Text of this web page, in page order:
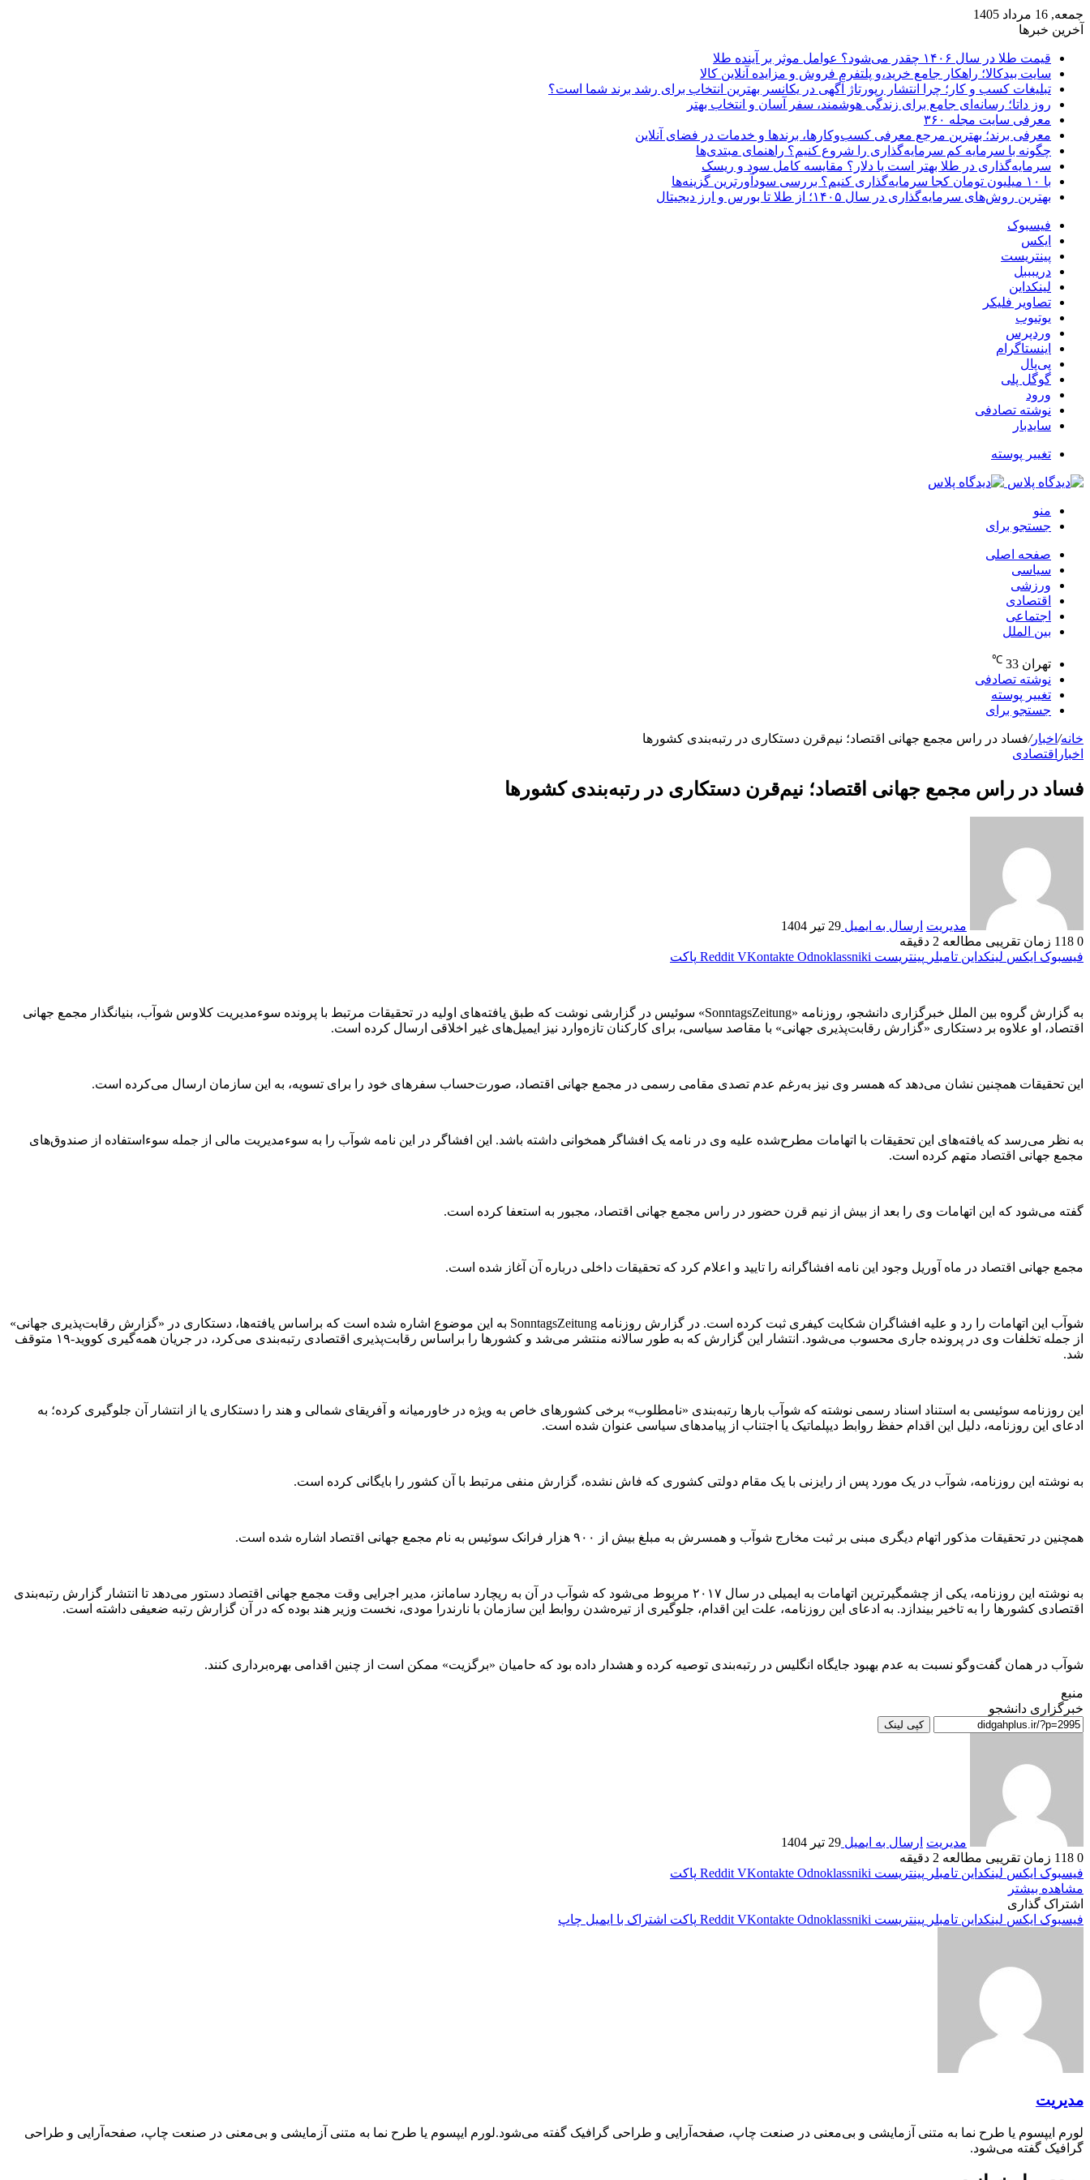
جمعه, 16 مرداد 1405
آخرین خبرها
قیمت طلا در سال ۱۴۰۶ چقدر می‌شود؟ عوامل موثر بر آینده طلا
سایت بیدکالا؛ راهکار جامع خرید،و پلتفرم فروش و مزایده آنلاین کالا
تبلیغات کسب و کار؛ چرا انتشار رپورتاژ آگهی در یکانسر بهترین انتخاب برای رشد برند شما است؟
روز داتا؛ رسانه‌ای جامع برای زندگی هوشمند، سفر آسان و انتخاب بهتر
معرفی سایت مجله ۳۶۰
معرفی برند؛ بهترین مرجع معرفی کسب‌وکارها، برندها و خدمات در فضای آنلاین
چگونه با سرمایه کم سرمایه‌گذاری را شروع کنیم؟ راهنمای مبتدی‌ها
سرمایه‌گذاری در طلا بهتر است یا دلار؟ مقایسه کامل سود و ریسک
با ۱۰ میلیون تومان کجا سرمایه‌گذاری کنیم؟ بررسی سودآورترین گزینه‌ها
بهترین روش‌های سرمایه‌گذاری در سال ۱۴۰۵؛ از طلا تا بورس و ارز دیجیتال
فیسبوک
ایکس
پینتریست
دریبببل
لینکداین
تصاویر فلیکر
یوتیوب
وردپرس
اینستاگرام
پی‌پال
گوگل پلی
ورود
نوشته تصادفی
سایدبار
تغییر پوسته
منو
جستجو برای
صفحه اصلی
سیاسی
ورزشی
اقتصادی
اجتماعی
بین الملل
تهران 33
℃
نوشته تصادفی
تغییر پوسته
جستجو برای
خانه/ اخبار/فساد در راس مجمع جهانی اقتصاد؛ نیم‌قرن دستکاری در رتبه‌بندی کشور‌ها
اخبار اقتصادی
فساد در راس مجمع جهانی اقتصاد؛ نیم‌قرن دستکاری در رتبه‌بندی کشور‌ها
مدیریت ارسال به ایمیل 29 تیر 1404
0
زمان تقریبی مطالعه 2 دقیقه
فیسبوک ایکس لینکداین تامبلر پینتریست Reddit VKontakte Odnoklassniki پاکت
به گزارش گروه بین الملل خبرگزاری دانشجو، روزنامه «SonntagsZeitung» سوئیس در گزارشی نوشت که طبق یافته‌های اولیه در تحقیقات مرتبط با پرونده سوءمدیریت کلاوس شوآب، بنیانگذار مجمع جهانی
اقتصاد، او علاوه بر دستکاری «گزارش رقابت‌پذیری جهانی» با مقاصد سیاسی، برای کارکنان تازه‌وارد نیز ایمیل‌های غیر اخلاقی ارسال کرده است.
این تحقیقات همچنین نشان می‌دهد که همسر وی نیز به‌رغم عدم تصدی مقامی رسمی در مجمع جهانی اقتصاد، صورت‌حساب سفر‌های خود را برای تسویه، به این سازمان ارسال می‌کرده است.
به نظر می‌رسد که یافته‌های این تحقیقات با اتهامات مطرح‌شده علیه وی در نامه یک افشاگر همخوانی داشته باشد. این افشاگر در این نامه شوآب را به سوءمدیریت مالی از جمله سوءاستفاده از صندوق‌های
مجمع جهانی اقتصاد متهم کرده است.
گفته می‌شود که این اتهامات وی را بعد از بیش از نیم قرن حضور در راس مجمع جهانی اقتصاد، مجبور به استعفا کرده است.
مجمع جهانی اقتصاد در ماه آوریل وجود این نامه افشاگرانه را تایید و اعلام کرد که تحقیقات داخلی درباره آن آغاز شده است.
شوآب این اتهامات را رد و علیه افشاگران شکایت کیفری ثبت کرده است. در گزارش روزنامه SonntagsZeitung به این موضوع اشاره شده است که براساس یافته‌ها، دستکاری در «گزارش رقابت‌پذیری جهانی»
از جمله تخلفات وی در پرونده جاری محسوب می‌شود. انتشار این گزارش که به طور سالانه منتشر می‌شد و کشور‌ها را براساس رقابت‌پذیری اقتصادی رتبه‌بندی می‌کرد، در جریان همه‌گیری کووید-۱۹ متوقف
شد.
این روزنامه سوئیسی به استناد اسناد رسمی نوشته که شوآب بار‌ها رتبه‌بندی «نامطلوب» برخی کشور‌های خاص به ویژه در خاورمیانه و آفریقای شمالی و هند را دستکاری یا از انتشار آن جلوگیری کرده؛ به
ادعای این روزنامه، دلیل این اقدام حفظ روابط دیپلماتیک یا اجتناب از پیامد‌های سیاسی عنوان شده است.
به نوشته این روزنامه، شوآب در یک مورد پس از رایزنی با یک مقام دولتی کشوری که فاش نشده، گزارش منفی مرتبط با آن کشور را بایگانی کرده است.
همچنین در تحقیقات مذکور اتهام دیگری مبنی بر ثبت مخارج شوآب و همسرش به مبلغ بیش از ۹۰۰ هزار فرانک سوئیس به نام مجمع جهانی اقتصاد اشاره شده است.
به نوشته این روزنامه، یکی از چشمگیرترین اتهامات به ایمیلی در سال ۲۰۱۷ مربوط می‌شود که شوآب در آن به ریچارد سامانز، مدیر اجرایی وقت مجمع جهانی اقتصاد دستور می‌دهد تا انتشار گزارش رتبه‌بندی
اقتصادی کشور‌ها را به تاخیر بیندازد. به ادعای این روزنامه، علت این اقدام، جلوگیری از تیره‌شدن روابط این سازمان با نارندرا مودی، نخست وزیر هند بوده که در آن گزارش رتبه ضعیفی داشته است.
شوآب در همان گفت‌و‌گو نسبت به عدم بهبود جایگاه انگلیس در رتبه‌بندی توصیه کرده و هشدار داده بود که حامیان «برگزیت» ممکن است از چنین اقدامی بهره‌برداری کنند.
منبع
خبرگزاری دانشجو
کپی لینک
مدیریت ارسال به ایمیل 29 تیر 1404
0
زمان تقریبی مطالعه 2 دقیقه
فیسبوک ایکس لینکداین تامبلر پینتریست Reddit VKontakte Odnoklassniki
پاکت
مشاهده بیشتر
اشتراک گذاری
فیسبوک ایکس لینکداین تامبلر پینتریست Reddit VKontakte Odnoklassniki پاکت اشتراک با ایمیل چاپ
مدیریت
لورم ایپسوم یا طرح‌ نما به متنی آزمایشی و بی‌معنی در صنعت چاپ، صفحه‌آرایی و طراحی گرافیک گفته می‌شود.لورم ایپسوم یا طرح‌ نما به متنی آزمایشی و بی‌معنی در صنعت چاپ، صفحه‌آرایی و طراحی
گرافیک گفته می‌شود.